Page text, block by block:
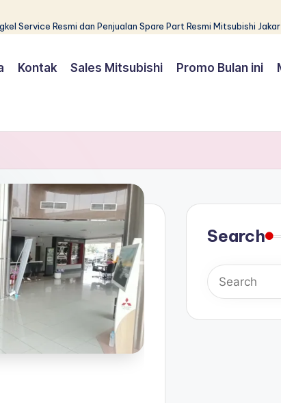
Service Resmi dan Penjualan Spare Part Resmi Mitsubishi
Kontak Sales Mitsubishi Promo Bulan ini
Search